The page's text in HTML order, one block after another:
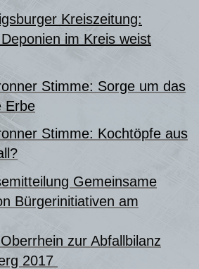
Kreiszeitung:
im Kreis weist
Stimme: Sorge um das
Erbe
Stimme: Kochtöpfe aus
Gemeinsame
Bürgerinitiativen am
zur Abfallbilanz
2017